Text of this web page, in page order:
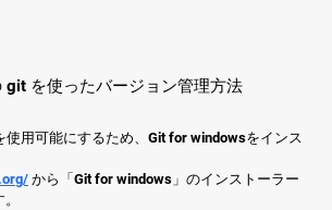
git を使ったバージョン管理方法
使用可能にするため、Git for windowsをインス
から「Git for windows」のインストーラー